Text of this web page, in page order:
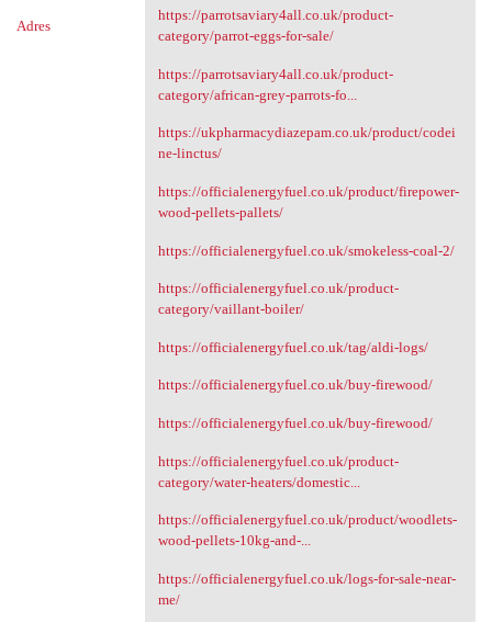
Adres
https://parrotsaviary4all.co.uk/product-
category/parrot-eggs-for-sale/
https://parrotsaviary4all.co.uk/product-
category/african-grey-parrots-fo...
https://ukpharmacydiazepam.co.uk/product/codei
ne-linctus/
https://officialenergyfuel.co.uk/product/firepower-
wood-pellets-pallets/
https://officialenergyfuel.co.uk/smokeless-coal-2/
https://officialenergyfuel.co.uk/product-
category/vaillant-boiler/
https://officialenergyfuel.co.uk/tag/aldi-logs/
https://officialenergyfuel.co.uk/buy-firewood/
https://officialenergyfuel.co.uk/buy-firewood/
https://officialenergyfuel.co.uk/product-
category/water-heaters/domestic...
https://officialenergyfuel.co.uk/product/woodlets-
wood-pellets-10kg-and-...
https://officialenergyfuel.co.uk/logs-for-sale-near-
me/